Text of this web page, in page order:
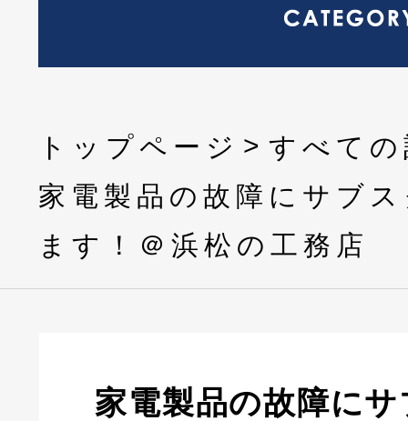
トップページ
すべて
家電製品の故障にサブ
ます！＠浜松の工務店
家電製品の故障に